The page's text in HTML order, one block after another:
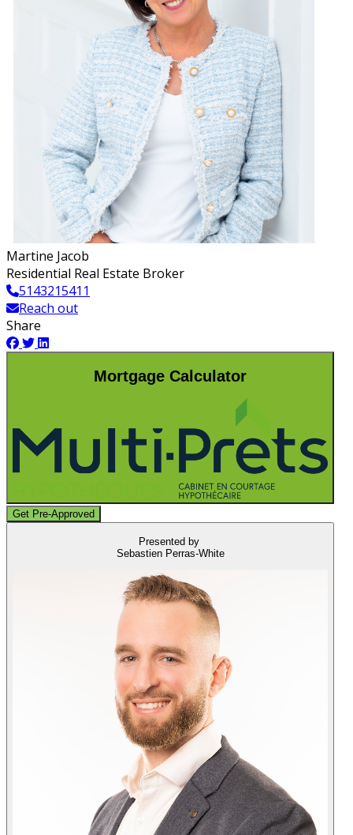
Martine Jacob
Residential Real Estate Broker
5143215411
Reach out
Share
Mortgage Calculator
Get Pre-Approved
Presented by
Sebastien Perras-White